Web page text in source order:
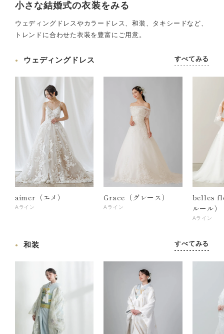
小さな結婚式の衣装をみる
ウェディングドレスやカラードレス、和装、タキシードなど、
トレンドに合わせた衣装を豊富にご用意。
ウェディングドレス すべてみる
aimer（エメ）
Aライン
Grace（グレース）
Aライン
belles
ルール）
Aライン
和装 すべてみる